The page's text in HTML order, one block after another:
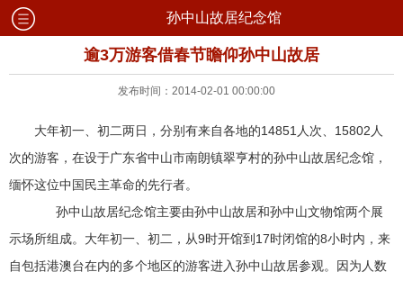
孙中山故居纪念馆
逾3万游客借春节瞻仰孙中山故居
发布时间：2014-02-01 00:00:00
大年初一、初二两日，分别有来自各地的14851人次、15802人
次的游客，在设于广东省中山市南朗镇翠亨村的孙中山故居纪念馆，
缅怀这位中国民主革命的先行者。
孙中山故居纪念馆主要由孙中山故居和孙中山文物馆两个展
示场所组成。大年初一、初二，从9时开馆到17时闭馆的8小时内，来
自包括港澳台在内的多个地区的游客进入孙中山故居参观。因为人数